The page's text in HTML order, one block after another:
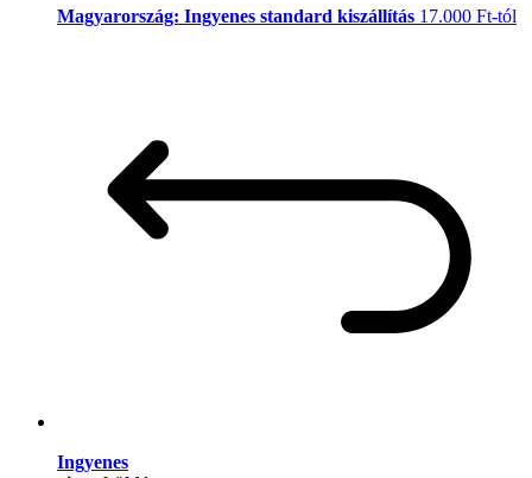
Magyarország: Ingyenes standard kiszállítás 17.000 Ft-tól
Ingyenes